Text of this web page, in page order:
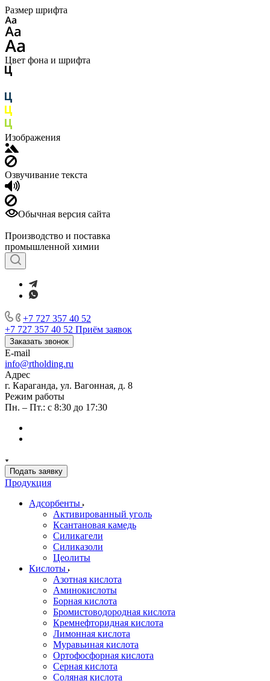
Размер шрифта
Цвет фона и шрифта
Изображения
Озвучивание текста
Обычная версия сайта
Производство и поставка
промышленной химии
+7 727 357 40 52
+7 727 357 40 52 Приём заявок
Заказать звонок
E-mail
info@rtholding.ru
Адрес
г. Караганда, ул. Вагонная, д. 8
Режим работы
Пн. – Пт.: с 8:30 до 17:30
Подать заявку
Продукция
Адсорбенты
Активированный уголь
Ксантановая камедь
Силикагели
Силиказоли
Цеолиты
Кислоты
Азотная кислота
Аминокислоты
Борная кислота
Бромистоводородная кислота
Кремнефторидная кислота
Лимонная кислота
Муравьиная кислота
Ортофосфорная кислота
Серная кислота
Соляная кислота